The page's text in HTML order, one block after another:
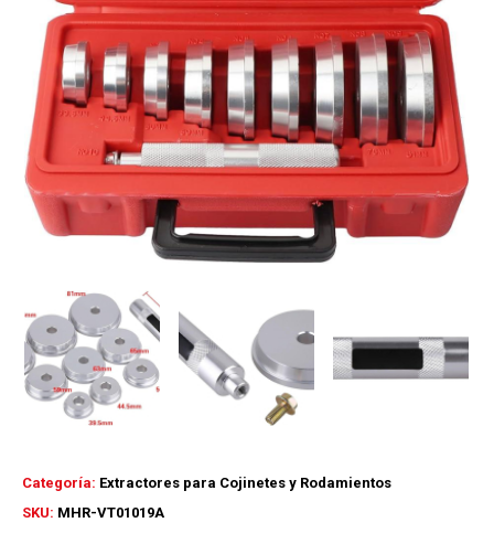
SKU: MHR-VT01019A
Categoría: Extractores para Cojinetes y Rodamientos